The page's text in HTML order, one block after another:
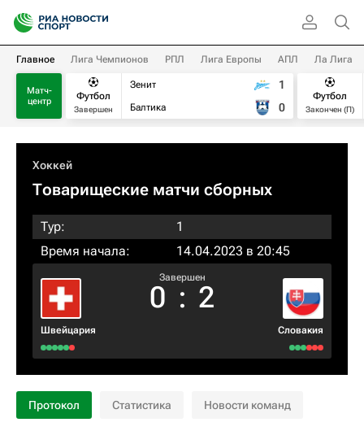
Главное Лига Чемпионов РПЛ Лига Европы АПЛ Ла Лига
Матч-
центр
Футбол
Завершен
Зенит
Балтика
1
0
Футбол
Закончен (П)
Хоккей
Товарищеские матчи сборных
Тур:
1
Время начала:
14.04.2023 в 20:45
Швейцария
Завершен
0 : 2
Словакия
Протокол Статистика Новости команд